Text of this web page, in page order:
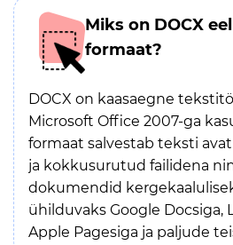
Miks on DOCX
formaat?
DOCX on kaasaegne
Microsoft Office 2007-ga
formaat salvestab teksti
ja kokkusurutud failidena
dokumendid
ühilduvaks Google Docsiga,
Apple Pagesiga ja paljude